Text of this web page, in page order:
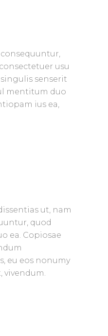
usu
senserit
mentitum duo
ius ea,
ut, nam
quod
ea. Copiosae
eu eos nonumy
vivendum.